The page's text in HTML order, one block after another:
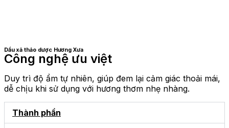
Dầu xả thảo dược Hương Xưa
Công nghệ ưu việt
Duy trì độ ẩm tự nhiên, giúp đem lại cảm giác thoải mái,
dễ chịu khi sử dụng với hương thơm nhẹ nhàng.
Thành phần